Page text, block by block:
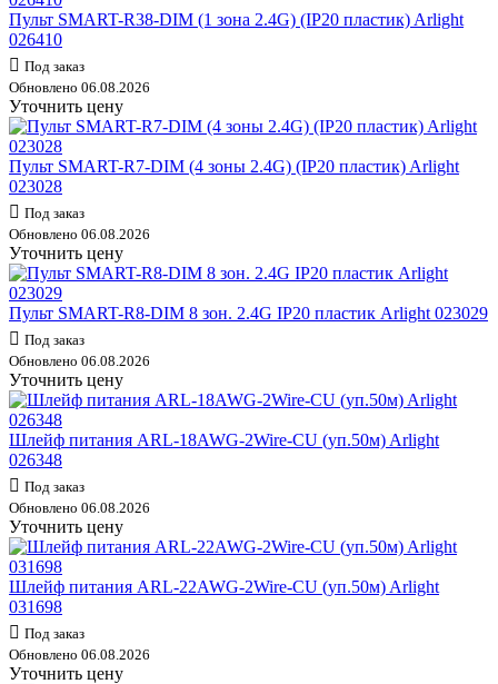
Пульт SMART-R38-DIM (1 зона 2.4G) (IP20 пластик) Arlight
026410
Под заказ
Обновлено 06.08.2026
Уточнить цену
Пульт SMART-R7-DIM (4 зоны 2.4G) (IP20 пластик) Arlight
023028
Под заказ
Обновлено 06.08.2026
Уточнить цену
Пульт SMART-R8-DIM 8 зон. 2.4G IP20 пластик Arlight 023029
Под заказ
Обновлено 06.08.2026
Уточнить цену
Шлейф питания ARL-18AWG-2Wire-CU (уп.50м) Arlight
026348
Под заказ
Обновлено 06.08.2026
Уточнить цену
Шлейф питания ARL-22AWG-2Wire-CU (уп.50м) Arlight
031698
Под заказ
Обновлено 06.08.2026
Уточнить цену